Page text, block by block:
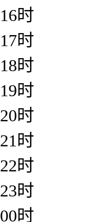
16时
17时
18时
19时
20时
21时
22时
23时
00时